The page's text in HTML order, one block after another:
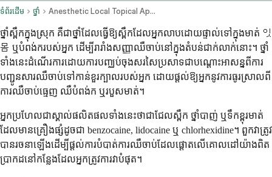
ទំព័រដើម ថ្នាំ Anesthetic Local Topical Application Dental Buccal Mucosa Route Gargle
ថ្នាំស្ពឹកក្នុងស្រុក គឺជាថ្នាំដែលធ្វើឱ្យស្ពឹកដែលអ្នកលាបដោយផ្ទាល់ទៅក្នុងមាត់ 잇
몸 ឬបំពង់ករបស់អ្នក ដើម្បីរារាំងសញ្ញាឈឺចាប់នៅក្នុងតំបន់ជាក់លាក់នោះ។ ថ្នាំ
ទាំងនេះដំណើរការដោយការបញ្ឈប់ចុងសរសៃប្រសាទជាបណ្តោះអាសន្នពីការ
បញ្ជូនសារឈឺចាប់ទៅកាន់ខួរក្បាលរបស់អ្នក ដោយផ្តល់ឱ្យអ្នកនូវការធូរស្រាលពី
ការឈឺចាប់ធ្មេញ ឈឺបំពង់ក ឬរបួសមាត់។
អ្នកប្រហែលជាស្គាល់ផលិតផលទាំងនេះថាជាជែលស្ពឹក ថ្នាំបាញ់ ឬទឹកខ្ពុរមាត់
ដែលមានគ្រឿងផ្សំដូចជា benzocaine, lidocaine ឬ chlorhexidine។ ពួកវាត្រូវ
បានរចនាឡើងដើម្បីផ្តល់ការបំបាត់ការឈឺចាប់ដែលផ្តោតលើគោលដៅយ៉ាងពិត
ប្រាកដនៅកន្លែងដែលអ្នកត្រូវការវាបំផុត។